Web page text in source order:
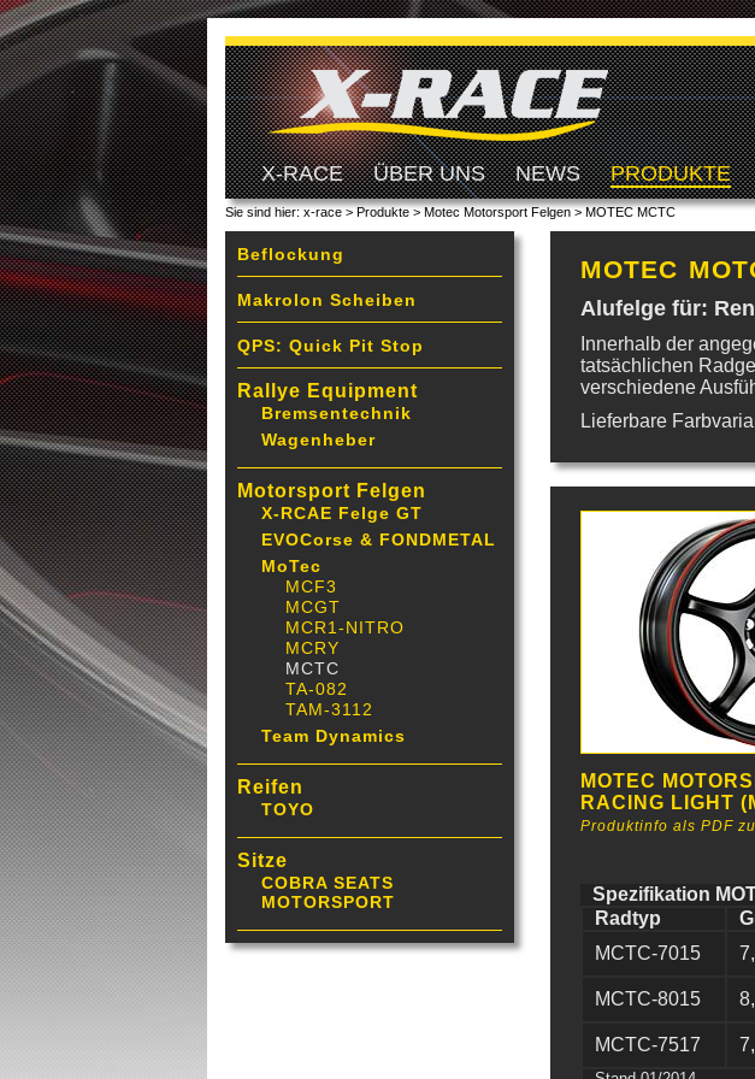
X-RACE ÜBER UNS NEWS PRODUKTE
Sie sind hier:x-race>Produkte>Motec Motorsport Felgen>MOTEC MCTC
Beflockung
Makrolon Scheiben
QPS: Quick Pit Stop
Rallye Equipment
Bremsentechnik
Wagenheber
Motorsport Felgen
X-RCAE Felge GT
EVOCorse & FONDMETAL
MoTec
MCF3
MCGT
MCR1-NITRO
MCRY
MCTC
TA-082
TAM-3112
Team Dynamics
Reifen
TOYO
Sitze
COBRA SEATS
MOTORSPORT
MOTEC
Alufelge für:
Innerhalb der
tatsächlichen
verschiedene
Lieferbare
MOTEC
RACING LIGHT
Produktinfo als PDF
Spezifikation
Radtyp
MCTC-7015
MCTC-8015
MCTC-7517